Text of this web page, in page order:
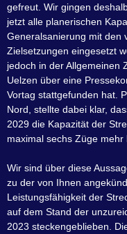
gefreut. Wir gingen
jetzt alle planerischen
Generalsanierung mit den
Zielsetzungen eingesetzt
jedoch in der Allgemeinen
Uelzen über eine
Vortag stattgefunden hat.
Nord, stellte dabei klar,
2029 die Kapazität der
maximal sechs Züge mehr
Wir sind über diese
zu der von Ihnen
Leistungsfähigkeit der
auf dem Stand der
2023 steckengeblieben.